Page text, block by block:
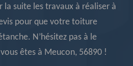
la suite les travaux à réaliser à
pour que votre toiture
N’hésitez pas à le
êtes à Meucon, 56890 !